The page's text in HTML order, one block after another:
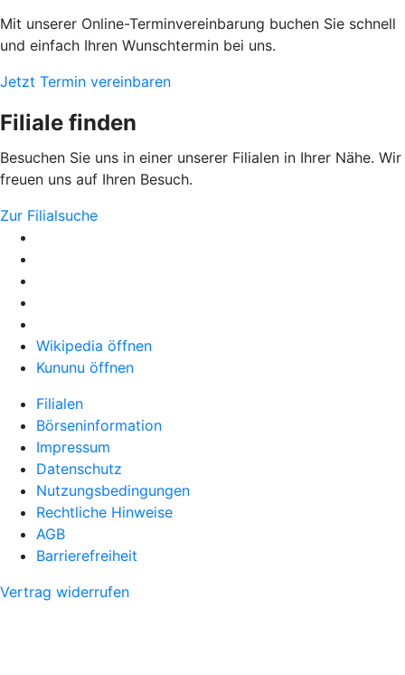
Mit unserer Online-Terminvereinbarung buchen Sie schnell
und einfach Ihren Wunschtermin bei uns.
Jetzt Termin vereinbaren
Filiale finden
Besuchen Sie uns in einer unserer Filialen in Ihrer Nähe. Wir
freuen uns auf Ihren Besuch.
Zur Filialsuche
Wikipedia öffnen
Kununu öffnen
Filialen
Börseninformation
Impressum
Datenschutz
Nutzungsbedingungen
Rechtliche Hinweise
AGB
Barrierefreiheit
Vertrag widerrufen